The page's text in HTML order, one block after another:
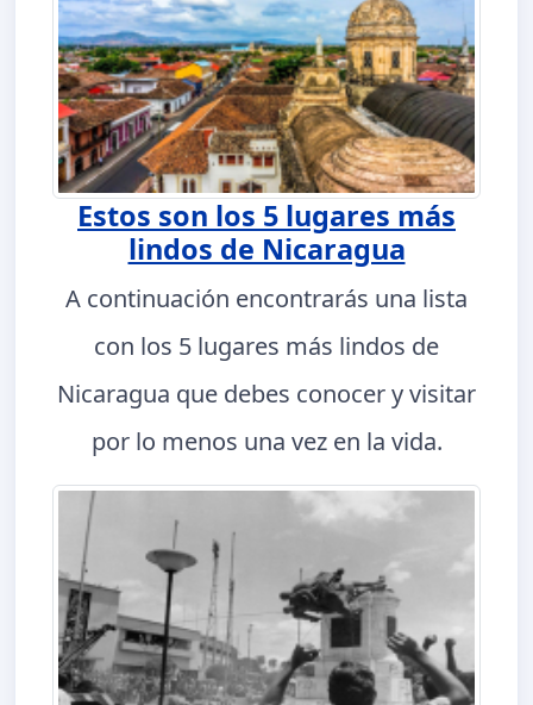
Estos son los 5 lugares más
lindos de Nicaragua
A continuación encontrarás una lista
con los 5 lugares más lindos de
Nicaragua que debes conocer y visitar
por lo menos una vez en la vida.